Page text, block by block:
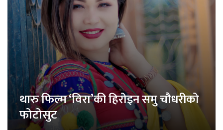
थारु फिल्म ‘विरा’की हिरोइन समु चौधरीको
फोटोसुट